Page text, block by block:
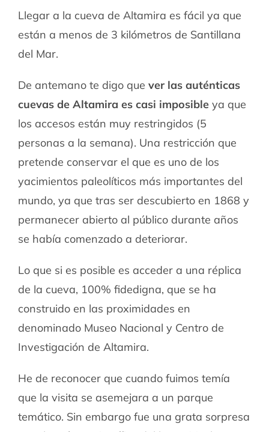
Llegar a la cueva de Altamira es fácil ya que
están a menos de 3 kilómetros de Santillana
del Mar.
De antemano te digo que ver las auténticas
cuevas de Altamira es casi imposibleya que
los accesos están muy restringidos (5
personas a la semana). Una restricción que
pretende conservar el que es uno de los
yacimientos paleolíticos más importantes del
mundo, ya que tras ser descubierto en 1868 y
permanecer abierto al público durante años
se había comenzado a deteriorar.
Lo que si es posible es acceder a una réplica
de la cueva, 100% fidedigna, que se ha
construido en las proximidades en
denominado Museo Nacional y Centro de
Investigación de Altamira.
He de reconocer que cuando fuimos temía
que la visita se asemejara a un parque
temático. Sin embargo fue una grata sorpresa